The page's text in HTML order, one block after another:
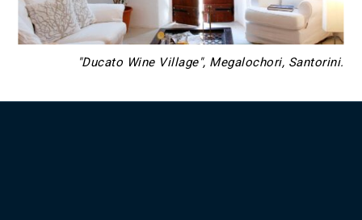
"Ducato Wine Village", Megalochori, Santorini.